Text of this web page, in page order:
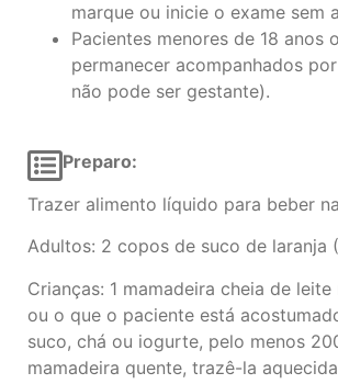
marque ou inicie o exame sem
Pacientes menores de 18 anos
permanecer acompanhados
não pode ser gestante).
Preparo:
Trazer alimento líquido para beber
Adultos: 2 copos de suco de laranja
Crianças: 1 mamadeira cheia de
ou o que o paciente está
suco, chá ou iogurte, pelo menos
mamadeira quente, trazê-la